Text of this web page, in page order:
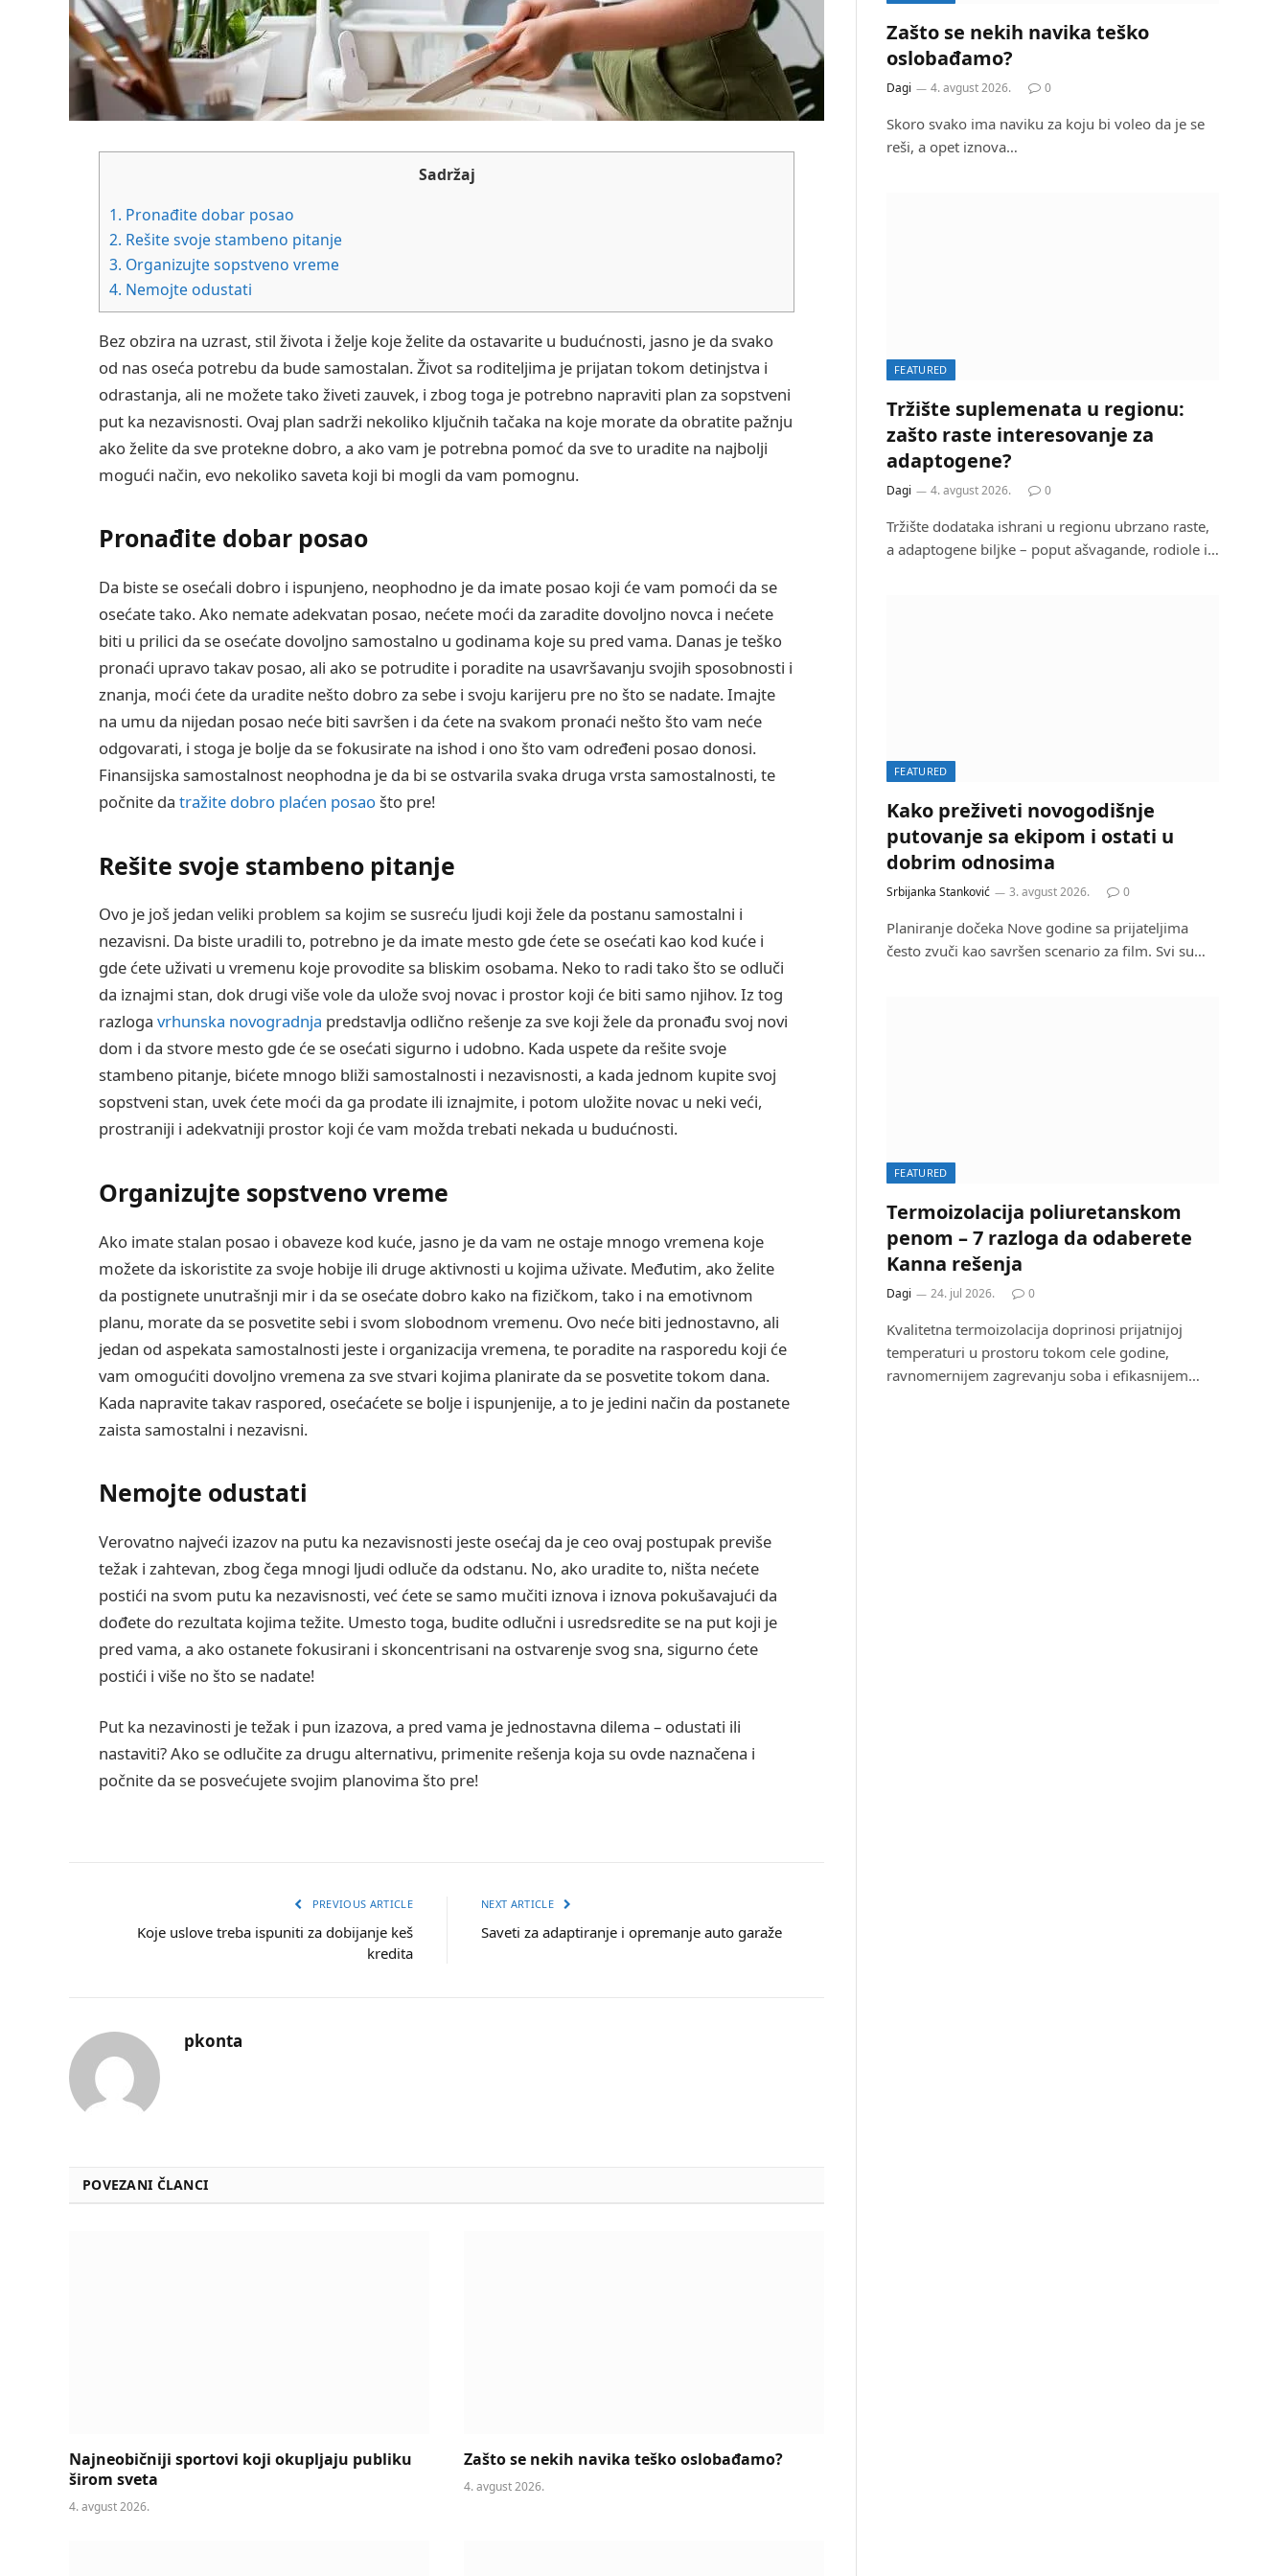
Sadržaj
1. Pronađite dobar posao
2. Rešite svoje stambeno pitanje
3. Organizujte sopstveno vreme
4. Nemojte odustati
Bez obzira na uzrast, stil života i želje koje želite da ostavarite u budućnosti, jasno je da svako
od nas oseća potrebu da bude samostalan. Život sa roditeljima je prijatan tokom detinjstva i
odrastanja, ali ne možete tako živeti zauvek, i zbog toga je potrebno napraviti plan za sopstveni
put ka nezavisnosti. Ovaj plan sadrži nekoliko ključnih tačaka na koje morate da obratite pažnju
ako želite da sve protekne dobro, a ako vam je potrebna pomoć da sve to uradite na najbolji
mogući način, evo nekoliko saveta koji bi mogli da vam pomognu.
Pronađite dobar posao
Da biste se osećali dobro i ispunjeno, neophodno je da imate posao koji će vam pomoći da se
osećate tako. Ako nemate adekvatan posao, nećete moći da zaradite dovoljno novca i nećete
biti u prilici da se osećate dovoljno samostalno u godinama koje su pred vama. Danas je teško
pronaći upravo takav posao, ali ako se potrudite i poradite na usavršavanju svojih sposobnosti i
znanja, moći ćete da uradite nešto dobro za sebe i svoju karijeru pre no što se nadate. Imajte
na umu da nijedan posao neće biti savršen i da ćete na svakom pronaći nešto što vam neće
odgovarati, i stoga je bolje da se fokusirate na ishod i ono što vam određeni posao donosi.
Finansijska samostalnost neophodna je da bi se ostvarila svaka druga vrsta samostalnosti, te
počnite da tražite dobro plaćen posaošto pre!
Rešite svoje stambeno pitanje
Ovo je još jedan veliki problem sa kojim se susreću ljudi koji žele da postanu samostalni i
nezavisni. Da biste uradili to, potrebno je da imate mesto gde ćete se osećati kao kod kuće i
gde ćete uživati u vremenu koje provodite sa bliskim osobama. Neko to radi tako što se odluči
da iznajmi stan, dok drugi više vole da ulože svoj novac i prostor koji će biti samo njihov. Iz tog
razloga vrhunska novogradnja predstavlja odlično rešenje za sve koji žele da pronađu svoj novi
dom i da stvore mesto gde će se osećati sigurno i udobno. Kada uspete da rešite svoje
stambeno pitanje, bićete mnogo bliži samostalnosti i nezavisnosti, a kada jednom kupite svoj
sopstveni stan, uvek ćete moći da ga prodate ili iznajmite, i potom uložite novac u neki veći,
prostraniji i adekvatniji prostor koji će vam možda trebati nekada u budućnosti.
Organizujte sopstveno vreme
Ako imate stalan posao i obaveze kod kuće, jasno je da vam ne ostaje mnogo vremena koje
možete da iskoristite za svoje hobije ili druge aktivnosti u kojima uživate. Međutim, ako želite
da postignete unutrašnji mir i da se osećate dobro kako na fizičkom, tako i na emotivnom
planu, morate da se posvetite sebi i svom slobodnom vremenu. Ovo neće biti jednostavno, ali
jedan od aspekata samostalnosti jeste i organizacija vremena, te poradite na rasporedu koji će
vam omogućiti dovoljno vremena za sve stvari kojima planirate da se posvetite tokom dana.
Kada napravite takav raspored, osećaćete se bolje i ispunjenije, a to je jedini način da postanete
zaista samostalni i nezavisni.
Nemojte odustati
Verovatno najveći izazov na putu ka nezavisnosti jeste osećaj da je ceo ovaj postupak previše
težak i zahtevan, zbog čega mnogi ljudi odluče da odstanu. No, ako uradite to, ništa nećete
postići na svom putu ka nezavisnosti, već ćete se samo mučiti iznova i iznova pokušavajući da
dođete do rezultata kojima težite. Umesto toga, budite odlučni i usredsredite se na put koji je
pred vama, a ako ostanete fokusirani i skoncentrisani na ostvarenje svog sna, sigurno ćete
postići i više no što se nadate!
Put ka nezavinosti je težak i pun izazova, a pred vama je jednostavna dilema – odustati ili
nastaviti? Ako se odlučite za drugu alternativu, primenite rešenja koja su ovde naznačena i
počnite da se posvećujete svojim planovima što pre!
PREVIOUS ARTICLE
Koje uslove treba ispuniti za dobijanje keš
kredita
NEXT ARTICLE
Saveti za adaptiranje i opremanje auto garaže
pkonta
POVEZANI ČLANCI
Najneobičniji sportovi koji okupljaju publiku
širom sveta
4. avgust 2026.
Zašto se nekih navika teško oslobađamo?
4. avgust 2026.
Zašto se nekih navika teško
oslobađamo?
Dagi 4. avgust 2026. 0
Skoro svako ima naviku za koju bi voleo da je se
reši, a opet iznova…
FEATURED
Tržište suplemenata u regionu:
zašto raste interesovanje za
adaptogene?
Dagi 4. avgust 2026. 0
Tržište dodataka ishrani u regionu ubrzano raste,
a adaptogene biljke – poput ašvagande, rodiole i…
FEATURED
Kako preživeti novogodišnje
putovanje sa ekipom i ostati u
dobrim odnosima
Srbijanka Stanković 3. avgust 2026. 0
Planiranje dočeka Nove godine sa prijateljima
često zvuči kao savršen scenario za film. Svi su…
FEATURED
Termoizolacija poliuretanskom
penom – 7 razloga da odaberete
Kanna rešenja
Dagi 24. jul 2026. 0
Kvalitetna termoizolacija doprinosi prijatnijoj
temperaturi u prostoru tokom cele godine,
ravnomernijem zagrevanju soba i efikasnijem…